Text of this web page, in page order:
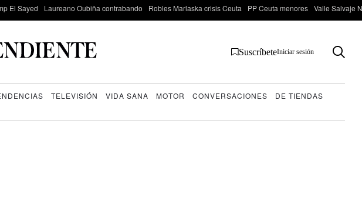
El Sayed Laureano Oubiña contrabando Robles Marlaska crisis Ceuta PP Ceuta menores Valle Salvaje
SuscríbeteIniciar sesión
TELEVISIÓN VIDA SANA MOTOR CONVERSACIONES
DE TIENDAS